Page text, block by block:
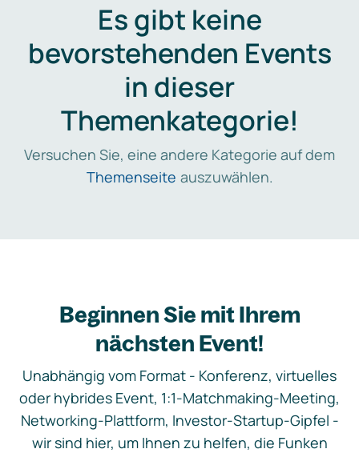
Es gibt keine
bevorstehenden Events
in dieser
Themenkategorie!
Versuchen Sie, eine andere Kategorie auf dem
Themenseite auszuwählen.
Beginnen Sie mit Ihrem
nächsten Event!
Unabhängig vom Format - Konferenz, virtuelles
oder hybrides Event, 1:1-Matchmaking-Meeting,
Networking-Plattform, Investor-Startup-Gipfel -
wir sind hier, um Ihnen zu helfen, die Funken